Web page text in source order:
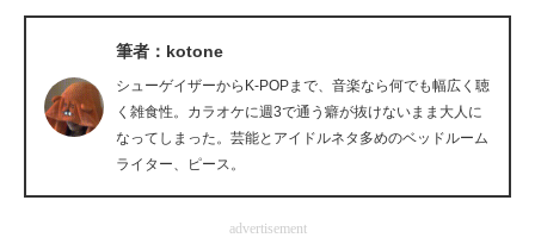
マーケ×ITの今がよく分かる
ITエンジニア向け専門サイト
IT製品の技術・比較・事例
筆者：kotone
シューゲイザーからK-POPまで、音楽なら何でも幅広く聴
く雑食性。カラオケに週3で通う癖が抜けないまま大人に
なってしまった。芸能とアイドルネタ多めのベッドルーム
ライター、ピース。
advertisement